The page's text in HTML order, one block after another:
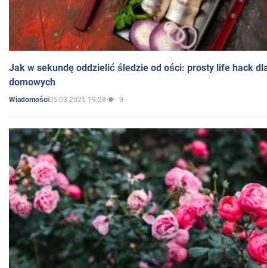
Jak w sekundę oddzielić śledzie od ości: prosty life hack
domowych
Wiadomości05.03.2025 19:28 9